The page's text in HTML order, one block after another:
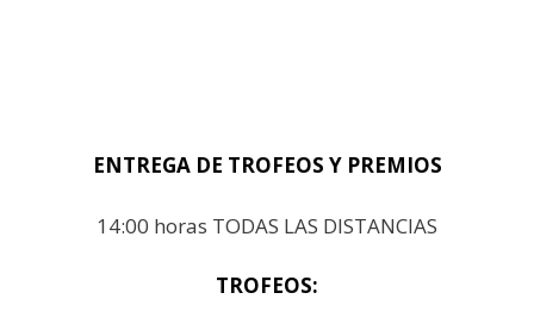
ENTREGA DE TROFEOS Y PREMIOS
14:00 horas TODAS LAS DISTANCIAS
TROFEOS: